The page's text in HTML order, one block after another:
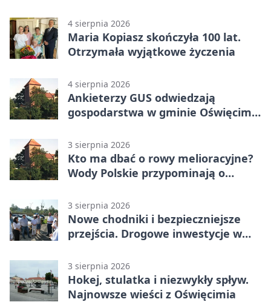
4 sierpnia 2026
Maria Kopiasz skończyła 100 lat.
Otrzymała wyjątkowe życzenia
4 sierpnia 2026
Ankieterzy GUS odwiedzają
gospodarstwa w gminie Oświęcim.
3 sierpnia 2026
Kto ma dbać o rowy melioracyjne?
Wody Polskie przypominają o
3 sierpnia 2026
Nowe chodniki i bezpieczniejsze
przejścia. Drogowe inwestycje w
3 sierpnia 2026
Hokej, stulatka i niezwykły spływ.
Najnowsze wieści z Oświęcimia